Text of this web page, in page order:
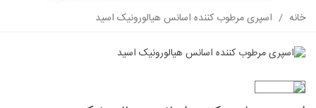
خانه / اسپری مرطوب کننده اسانس هیالورونیک اسید